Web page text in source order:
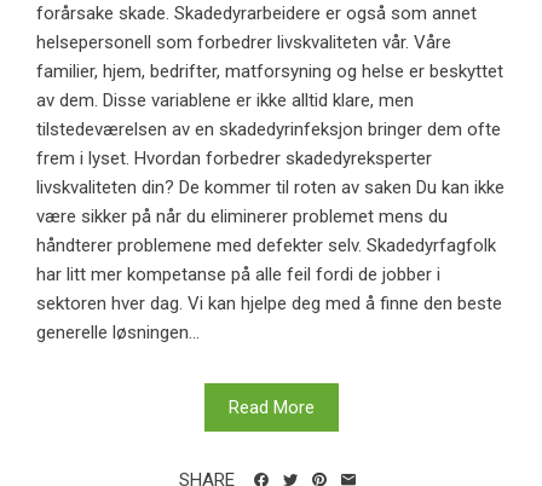
forårsake skade. Skadedyrarbeidere er også som annet
helsepersonell som forbedrer livskvaliteten vår. Våre
familier, hjem, bedrifter, matforsyning og helse er beskyttet
av dem. Disse variablene er ikke alltid klare, men
tilstedeværelsen av en skadedyrinfeksjon bringer dem ofte
frem i lyset. Hvordan forbedrer skadedyreksperter
livskvaliteten din? De kommer til roten av saken Du kan ikke
være sikker på når du eliminerer problemet mens du
håndterer problemene med defekter selv. Skadedyrfagfolk
har litt mer kompetanse på alle feil fordi de jobber i
sektoren hver dag. Vi kan hjelpe deg med å finne den beste
generelle løsningen...
Read More
SHARE